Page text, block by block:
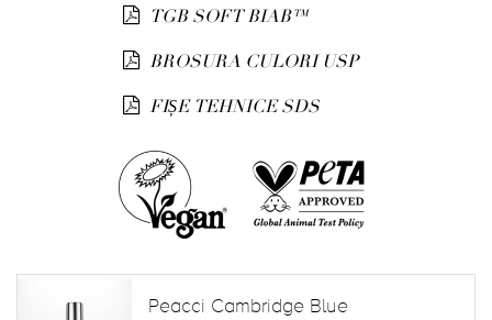
TGB SOFT BIAB™
BROSURA CULORI USP
FIȘE TEHNICE SDS
Peacci Cambridge Blue